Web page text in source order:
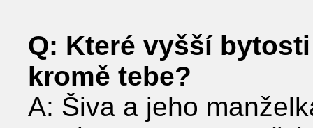
Q: Které vyšší
kromě tebe?
A: Šiva a jeho